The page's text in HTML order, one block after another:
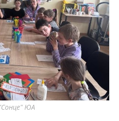
інформацію про події
Запоріжжя та області.
ЮА